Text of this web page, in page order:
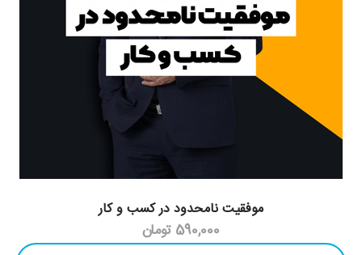
موفقیت نامحدود در کسب و کار
590,000 تومان